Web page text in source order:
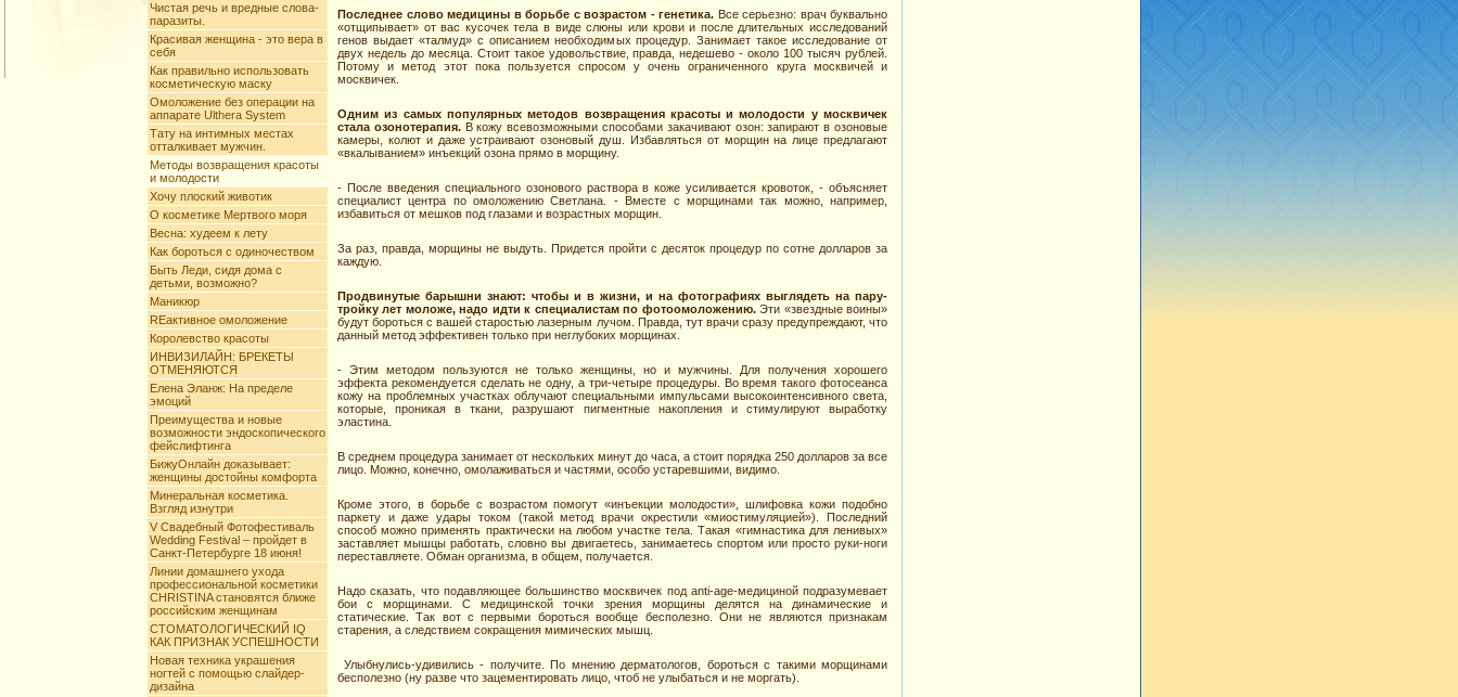
Чистая речь и вредные слова-
паразиты.
Красивая женщина - это вера в
себя
Как правильно использовать
косметическую маску
Омоложение без операции на
аппарате Ulthera System
Тату на интимных меcтах
отталкивает мужчин.
Методы возвращения красоты
и молодости
Хочу плоский животик
О косметике Мертвого моря
Весна: худеем к лету
Как бороться с одиночеством
Быть Леди, сидя дома с
детьми, возможно?
Маникюр
REактивное омоложение
Королевство красоты
ИНВИЗИЛАЙН: БРЕКЕТЫ
ОТМЕНЯЮТСЯ
Елена Эланж: На пределе
эмоций
Преимущества и новые
возможности эндоскопического
фейслифтинга
БижуОнлайн доказывает:
женщины достойны комфорта
Минеральная косметика.
Взгляд изнутри
V Свадебный Фотофестиваль
Wedding Festival – пройдет в
Санкт-Петербурге 18 июня!
Линии домашнего ухода
профессиональной косметики
CHRISTINA становятся ближе
российским женщинам
СТОМАТОЛОГИЧЕСКИЙ IQ
КАК ПРИЗНАК УСПЕШНОСТИ
Новая техника украшения
ногтей с помощью слайдер-
дизайна
Последнее слово медицины в борьбе с возрастом - генетика. Все серьезно: врач буквально
«отщипывает» от вас кусочек тела в виде слюны или крови и после длительных исследований
генов выдает «талмуд» с описанием необходимых процедур. Занимает такое исследование от
двух недель до месяца. Стоит такое удовольствие, правда, недешево - около 100 тысяч рублей.
Потому и метод этот пока пользуется спросом у очень ограниченного круга москвичей и
москвичек.
Одним из самых популярных методов возвращения красоты и молодости у москвичек
стала озонотерапия. В кожу всевозможными способами закачивают озон: запирают в озоновые
камеры, колют и даже устраивают озоновый душ. Избавляться от морщин на лице предлагают
«вкалыванием» инъекций озона прямо в морщину.
- После введения специального озонового раствора в коже усиливается кровоток, - объясняет
специалист центра по омоложению Светлана. - Вместе с морщинами так можно, например,
избавиться от мешков под глазами и возрастных морщин.
За раз, правда, морщины не выдуть. Придется пройти с десяток процедур по сотне долларов за
каждую.
Продвинутые барышни знают: чтобы и в жизни, и на фотографиях выглядеть на пару-
тройку лет моложе, надо идти к специалистам по фотоомоложению.Эти «звездные воины»
будут бороться с вашей старостью лазерным лучом. Правда, тут врачи сразу предупреждают, что
данный метод эффективен только при неглубоких морщинах.
- Этим методом пользуются не только женщины, но и мужчины. Для получения хорошего
эффекта рекомендуется сделать не одну, а три-четыре процедуры. Во время такого фотосеанса
кожу на проблемных участках облучают специальными импульсами высокоинтенсивного света,
которые, проникая в ткани, разрушают пигментные накопления и стимулируют выработку
эластина.
В среднем процедура занимает от нескольких минут до часа, а стоит порядка 250 долларов за все
лицо. Можно, конечно, омолаживаться и частями, особо устаревшими, видимо.
Кроме этого, в борьбе с возрастом помогут «инъекции молодости», шлифовка кожи подобно
паркету и даже удары током (такой метод врачи окрестили «миостимуляцией»). Последний
способ можно применять практически на любом участке тела. Такая «гимнастика для ленивых»
заставляет мышцы работать, словно вы двигаетесь, занимаетесь спортом или просто руки-ноги
переставляете. Обман организма, в общем, получается.
Надо сказать, что подавляющее большинство москвичек под anti-age-медициной подразумевает
бои с морщинами. С медицинской точки зрения морщины делятся на динамические и
статические. Так вот с первыми бороться вообще бесполезно. Они не являются признакам
старения, а следствием сокращения мимических мышц.
Улыбнулись-удивились - получите. По мнению дерматологов, бороться с такими морщинами
бесполезно (ну разве что зацементировать лицо, чтоб не улыбаться и не моргать).